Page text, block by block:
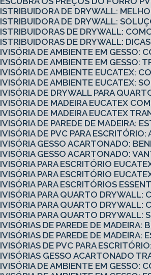
DISTRIBUIDORA DE DRYWALL:
DISTRIBUIDORA DE DRYWALL:
DISTRIBUIDORAS DE DRYWALL:
DISTRIBUIDORAS DE DRYWALL:
DIVISÓRIA DE AMBIENTE EM
DIVISÓRIA DE AMBIENTE EM GESSO:
DIVISÓRIA DE AMBIENTE EUCATEX:
DIVISÓRIA DE AMBIENTE EUCATEX:
DIVISÓRIA DE DRYWALL PARA
DIVISÓRIA DE MADEIRA EUCATEX
DIVISÓRIA DE MADEIRA EUCATEX
DIVISÓRIA DE PAREDE DE MADEIRA:
DIVISÓRIA DE PVC PARA
DIVISÓRIA GESSO ACARTONADO:
DIVISÓRIA GESSO ACARTONADO:
DIVISÓRIA PARA ESCRITÓRIO
DIVISÓRIA PARA ESCRITÓRIO
DIVISÓRIA PARA ESCRITÓRIOS
DIVISÓRIA PARA QUARTO
DIVISÓRIA PARA QUARTO
DIVISÓRIA PARA QUARTO DRYWALL:
DIVISÓRIAS DE PAREDE DE
DIVISÓRIAS DE PAREDE DE
DIVISÓRIAS DE PVC PARA
DIVISÓRIAS GESSO ACARTONADO
DIVISÓRIA DE AMBIENTE EM